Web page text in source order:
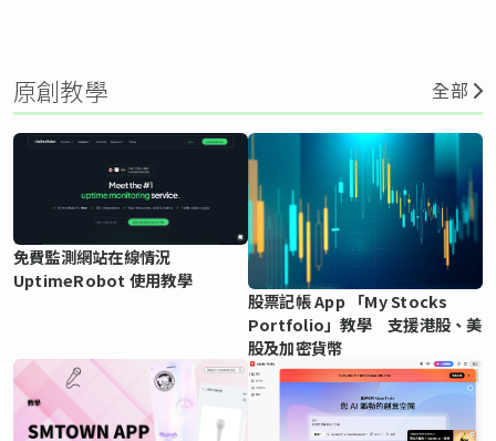
原創教學 全部
免費監測網站在線情況
UptimeRobot 使用教學
股票記帳 App 「My Stocks
Portfolio」教學 支援港股、美
股及加密貨幣